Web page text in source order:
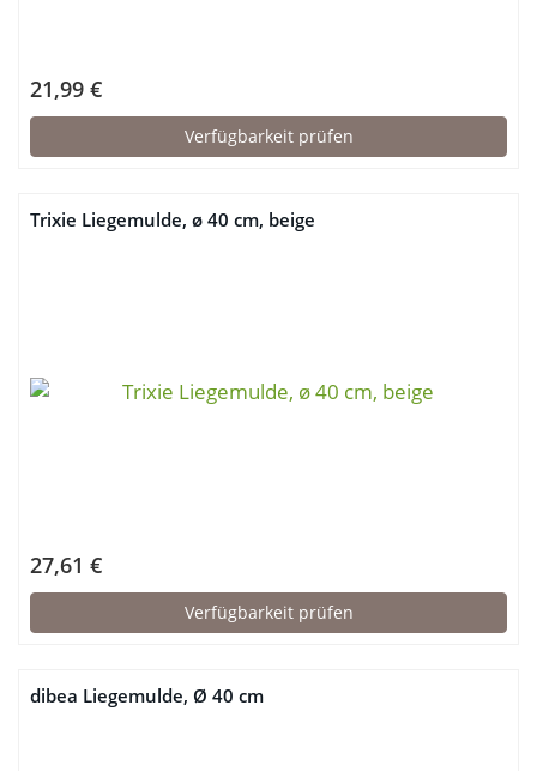
21,99 €
Verfügbarkeit prüfen
Trixie Liegemulde, ø 40 cm, beige
27,61 €
Verfügbarkeit prüfen
dibea Liegemulde, Ø 40 cm